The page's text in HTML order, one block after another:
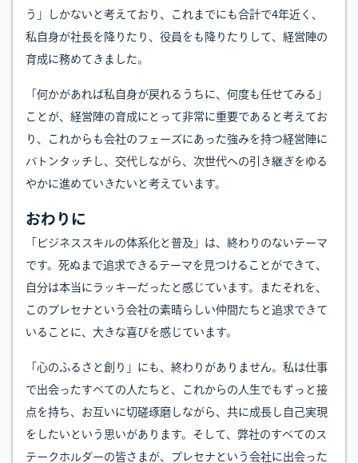
う」しかないと考えており、これまでにも合計で4年近く、
私自身が社長を降りたり、役員をも降りたりして、経営陣の
育成に務めてきました。
「何かがあれば私自身が戻れるうちに、何度も任せてみる」
ことが、経営陣の育成にとって非常に重要であると考えてお
り、これからも会社のフェーズにあった強みを持つ経営陣に
バトンタッチし、交代しながら、次世代への引き継ぎをゆる
やかに進めていきたいと考えています。
おわりに
「ビジネススキルの体系化と普及」は、終わりのないテーマ
です。死ぬまで追求できるテーマを見つけることができて、
自分は本当にラッキーだったと感じています。またそれを、
このプレセナという会社の素晴らしい仲間たちと追求できて
いることに、大きな喜びを感じています。
「心のふるさと創り」にも、終わりがありません。私は仕事
で出会ったすべての人たちと、これからの人生でもずっと接
点を持ち、お互いに切磋琢磨しながら、共に成長し自己実現
をしたいという思いがあります。そして、弊社のすべてのス
テークホルダーの皆さまが、プレセナという会社に出会った